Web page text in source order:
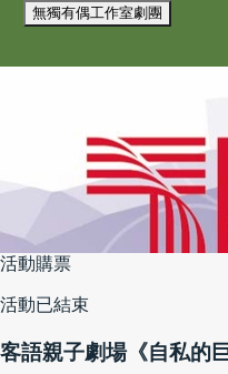
我們使用 cookies 來提升您
我們使用 cookies 提升瀏覽
接受
無獨有偶工作室劇團
活動購票
活動已結束
客語親子劇場《自私的巨